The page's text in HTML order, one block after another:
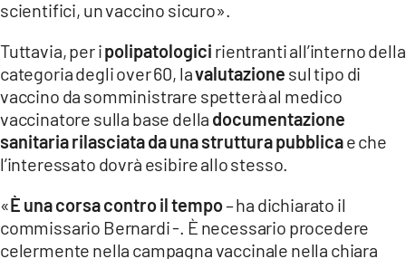
scientifici, un vaccino sicuro».
Tuttavia, per ipolipatologici rientranti all’interno della
categoria degli over 60, lavalutazione sul tipo di
vaccino da somministrare spetterà al medico
vaccinatore sulla base della documentazione
sanitaria rilasciata da una struttura pubblicae che
l’interessato dovrà esibire allo stesso.
«È una corsa contro il tempo– ha dichiarato il
commissario Bernardi -. È necessario procedere
celermente nella campagna vaccinale nella chiara